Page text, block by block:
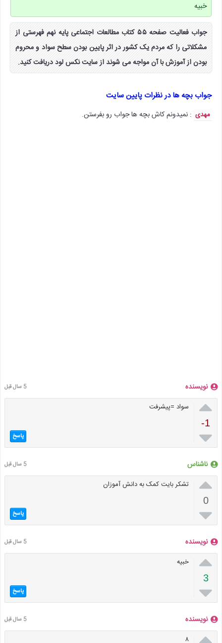
خبیه
جواب فعالیت صفحه ۵۵ کتاب مطالعات اجتماعی پایه نهم فهرستی از
مشکلاتی را که مردم یک کشور در اثر پایین بودن سطح سواد و محروم
بودن از آموزش با آن مواجه می شوند از سایت نکس لود دریافت کنید.
جواب بچه ها در نظرات پایین سایت
مهدی : نمیدونم کاش بچه ها جواب رو بفرستن.
نویسنده 5 سال قبل

-1

سواد =پیشرفت
پاسخ
ناشناس 5 سال قبل

0

تشکر بایت کمک به دانش آموزان
پاسخ
نویسنده 5 سال قبل

3

خبیه
پاسخ
نویسنده 5 سال قبل
۸